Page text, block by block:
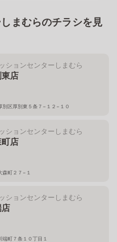
まむらのチラシを見
ションセンターしまむら
東店
別区厚別東５条７−１２−１０
ションセンターしまむら
店
森町２７−１
ションセンターしまむら
店
端町７条１０丁目１